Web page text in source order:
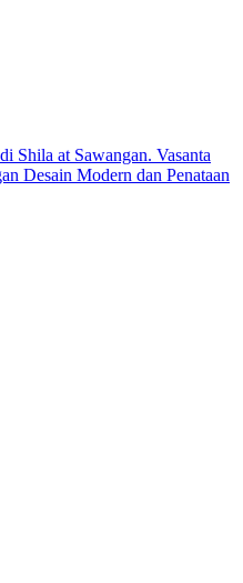
Shila at Sawangan. Vasanta
Desain Modern dan Penataan